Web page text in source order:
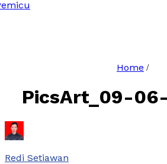
Home /
PicsArt_09-
Redi Setiawan